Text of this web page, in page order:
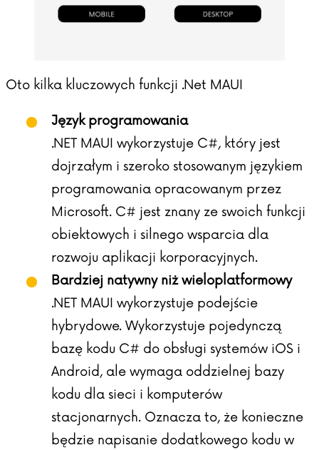
Oto kilka kluczowych funkcji .Net MAUI
Język programowania
.NET MAUI wykorzystuje C#, który jest
dojrzałym i szeroko stosowanym językiem
programowania opracowanym przez
Microsoft. C# jest znany ze swoich funkcji
obiektowych i silnego wsparcia dla
rozwoju aplikacji korporacyjnych.
Bardziej natywny niż wieloplatformowy
.NET MAUI wykorzystuje podejście
hybrydowe. Wykorzystuje pojedynczą
bazę kodu C# do obsługi systemów iOS i
Android, ale wymaga oddzielnej bazy
kodu dla sieci i komputerów
stacjonarnych. Oznacza to, że konieczne
będzie napisanie dodatkowego kodu w